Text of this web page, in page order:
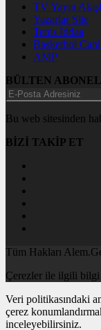
TV Yayın
Yazarlar Site
Tenis İddaa
Basketbol
AMP
BÜLTEN
Bu web sitesinden
BİZİ TAKİP ET
Tüm Hakları
Çerezler ile ilgili
Veri politikasındaki
çerez
inceleyebilirsiniz.